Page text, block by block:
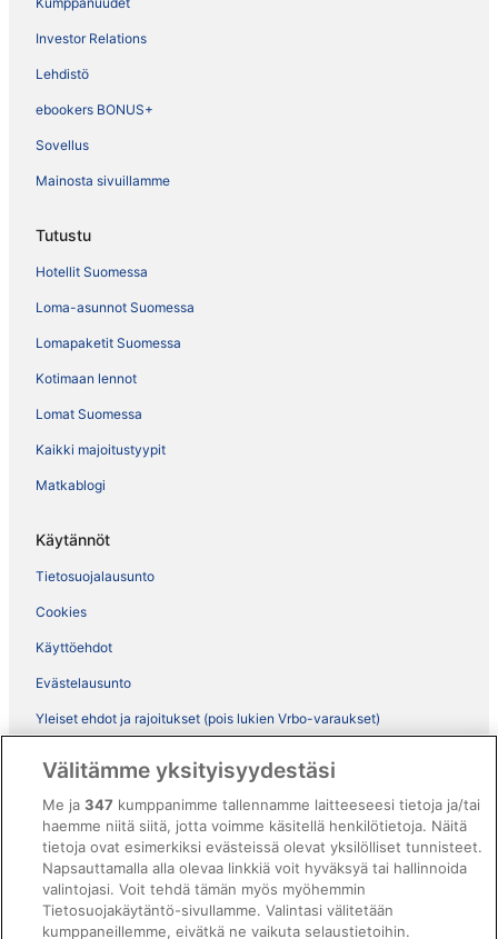
Investor Relations
Lehdistö
ebookers BONUS+
Sovellus
Mainosta sivuillamme
Tutustu
Hotellit Suomessa
Loma-asunnot Suomessa
Lomapaketit Suomessa
Kotimaan lennot
Lomat Suomessa
Kaikki majoitustyypit
Matkablogi
Käytännöt
Tietosuojalausunto
Cookies
Käyttöehdot
Evästelausunto
Yleiset ehdot ja rajoitukset (pois lukien Vrbo-varaukset)
ebookers BONUS+ -ohjelman ehdot
Oikeudelliset tiedot / ota meihin yhteyttä
Sisältövaatimukset ja ilmoituksen tekeminen sisällöstä
Välitämme yksityisyydestäsi
Me ja347 kumppanimme tallennamme laitteeseesi tietoja ja/tai
haemme niitä siitä, jotta voimme käsitellä henkilötietoja. Näitä
tietoja ovat esimerkiksi evästeissä olevat yksilölliset tunnisteet.
Napsauttamalla alla olevaa linkkiä voit hyväksyä tai hallinnoida
valintojasi. Voit tehdä tämän myös myöhemmin
Tietosuojakäytäntö-sivullamme. Valintasi välitetään
kumppaneillemme, eivätkä ne vaikuta selaustietoihin.